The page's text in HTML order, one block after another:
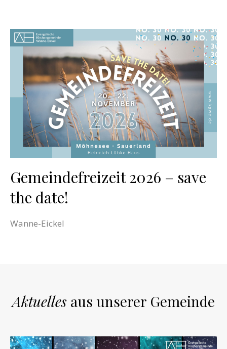
Gemeindefreizeit 2026 – save
the date!
Wanne-Eickel
Aktuelles aus unserer Gemeinde